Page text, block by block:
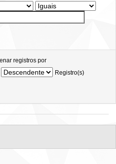
registros por
Registro(s)